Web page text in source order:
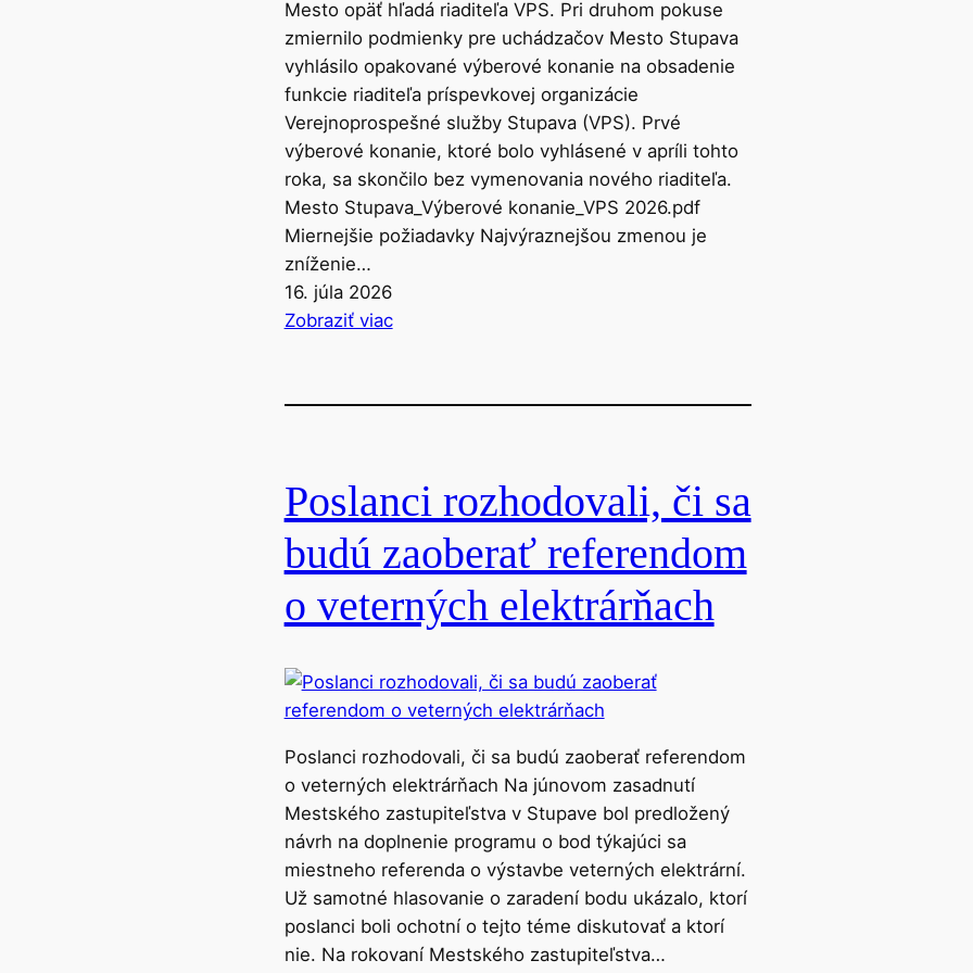
a
i
l
o
m
a
j
s
p
í
l
a
k
o
v
e
j
h
ľ
a
d
j
ú
f
á
i
e
.
n
o
í
n
e
v
e
d
e
l
Mesto opäť hľadá riaditeľa VPS. Pri druhom pokuse
zmiernilo podmienky pre uchádzačov Mesto Stupava
vyhlásilo opakované výberové konanie na obsadenie
funkcie riaditeľa príspevkovej organizácie
Verejnoprospešné služby Stupava (VPS). Prvé
výberové konanie, ktoré bolo vyhlásené v apríli tohto
roka, sa skončilo bez vymenovania nového riaditeľa.
Mesto Stupava_Výberové konanie_VPS 2026.pdf
Miernejšie požiadavky Najvýraznejšou zmenou je
zníženie…
16. júla 2026
Zobraziť viac:
s
p
ä
ť
h
ľ
d
á
a
d
i
t
Poslanci rozhodovali, či sa
budú zaoberať referendom
o veterných elektrárňach
Poslanci rozhodovali, či sa budú zaoberať referendom
o veterných elektrárňach Na júnovom zasadnutí
Mestského zastupiteľstva v Stupave bol predložený
návrh na doplnenie programu o bod týkajúci sa
miestneho referenda o výstavbe veterných elektrární.
Už samotné hlasovanie o zaradení bodu ukázalo, ktorí
poslanci boli ochotní o tejto téme diskutovať a ktorí
nie. Na rokovaní Mestského zastupiteľstva…